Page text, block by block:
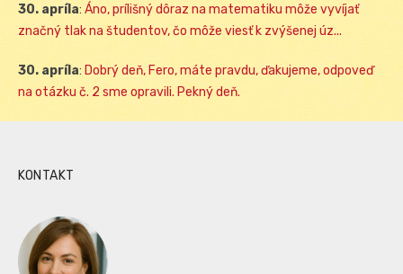
30. apríla: Áno, prílišný dôraz na matematiku môže vyvíjať
značný tlak na študentov, čo môže viesť k zvýšenej úz...
30. apríla: Dobrý deň, Fero, máte pravdu, ďakujeme, odpoveď
na otázku č. 2 sme opravili. Pekný deň.
KONTAKT